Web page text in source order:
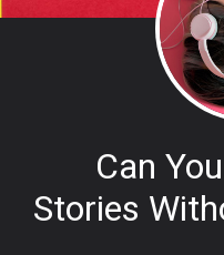
Can
Stories